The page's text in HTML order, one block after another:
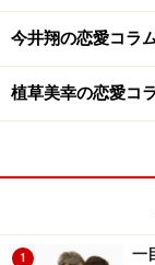
今井翔の恋愛コラ
植草美幸の恋愛コ
1 一